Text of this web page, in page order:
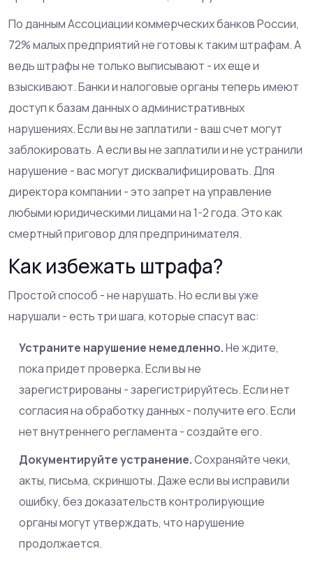
По данным Ассоциации коммерческих банков России,
72% малых предприятий не готовы к таким штрафам. А
ведь штрафы не только выписывают - их еще и
взыскивают. Банки и налоговые органы теперь имеют
доступ к базам данных о административных
нарушениях. Если вы не заплатили - ваш счет могут
заблокировать. А если вы не заплатили и не устранили
нарушение - вас могут дисквалифицировать. Для
директора компании - это запрет на управление
любыми юридическими лицами на 1-2 года. Это как
смертный приговор для предпринимателя.
Как избежать штрафа?
Простой способ - не нарушать. Но если вы уже
нарушали - есть три шага, которые спасут вас:
Устраните нарушение немедленно.Не ждите,
пока придет проверка. Если вы не
зарегистрированы - зарегистрируйтесь. Если нет
согласия на обработку данных - получите его. Если
нет внутреннего регламента - создайте его.
Документируйте устранение.Сохраняйте чеки,
акты, письма, скриншоты. Даже если вы исправили
ошибку, без доказательств контролирующие
органы могут утверждать, что нарушение
продолжается.